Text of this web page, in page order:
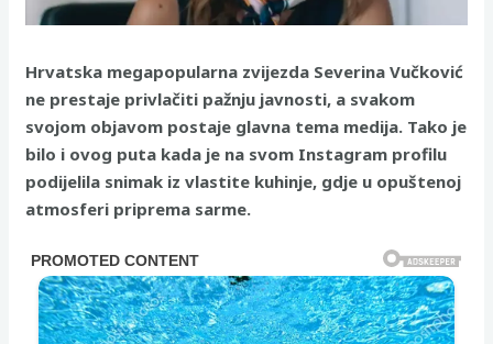
Hrvatska megapopularna zvijezda Severina Vučković
ne prestaje privlačiti pažnju javnosti, a svakom
svojom objavom postaje glavna tema medija. Tako je
bilo i ovog puta kada je na svom Instagram profilu
podijelila snimak iz vlastite kuhinje, gdje u opuštenoj
atmosferi priprema sarme.